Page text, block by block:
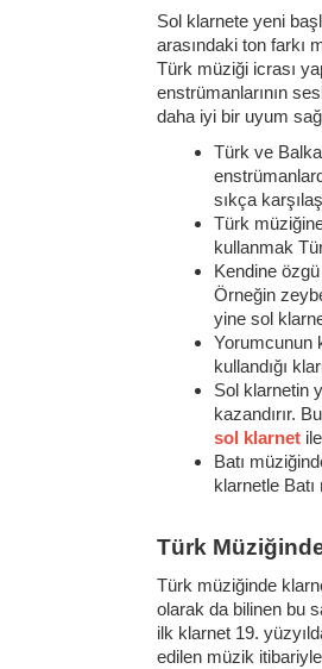
Sol klarnete yeni
arasındaki ton farkı
Türk müziği icrası
enstrümanlarının
daha iyi bir uyum
Türk ve
sıkça
Türk
kullanmak
Kendine
Örneğin
yine sol
Yorumcunun
kullandığı
Sol klarnetin
kazandırır.
sol klarnet
Batı
klarnetle
Türk
Türk müziğinde
olarak da bilinen bu
ilk klarnet 19.
edilen müzik